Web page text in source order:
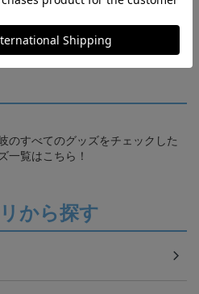
のすべてのグッズをチェックした
一覧はこちら！
から探す